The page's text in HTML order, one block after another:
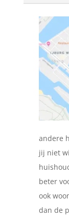
andere
jij niet
beter
ook
dan de